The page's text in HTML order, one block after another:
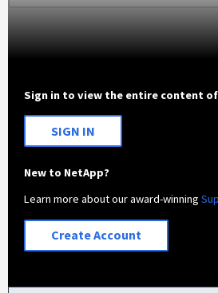
Sign in to view the entire content
SIGN IN
New to NetApp?
Learn more about our award-winning
Create Account